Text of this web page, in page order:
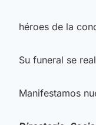
héroes de la
Su funeral se
Manifestamos